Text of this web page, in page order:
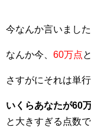
今なんか言いました
なんか今、 60万点
さすがにそれは単
いくらあなたが60
と大きすぎる点数で